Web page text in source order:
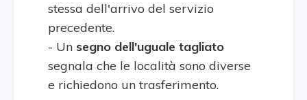
stessa dell'arrivo del servizio
precedente.
- Un segno dell'uguale tagliato
segnala che le località sono diverse
e richiedono un trasferimento.